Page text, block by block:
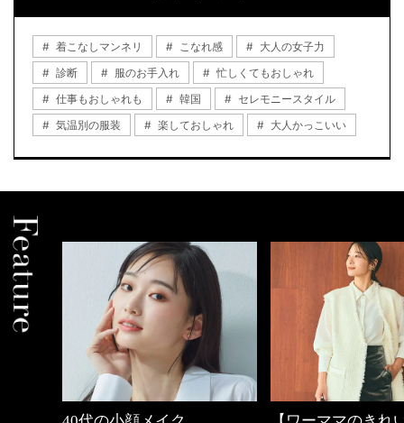
着こなしマンネリ こなれ感
大人の女子力
診断
服のお手入れ
忙しくてもおしゃれ
仕事もおしゃれも
韓国
セレモニースタイル
気温別の服装
楽しておしゃれ 大人かっこいい